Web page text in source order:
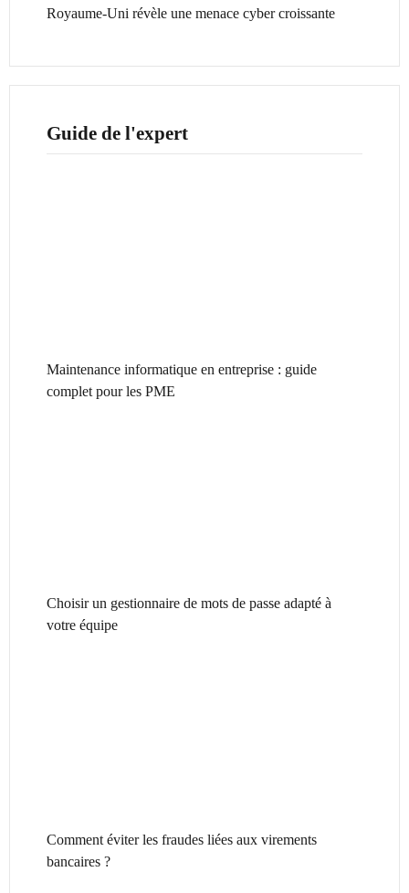
Royaume-Uni révèle une menace cyber croissante
Guide de l'expert
Maintenance informatique en entreprise : guide
complet pour les PME
Choisir un gestionnaire de mots de passe adapté à
votre équipe
Comment éviter les fraudes liées aux virements
bancaires ?